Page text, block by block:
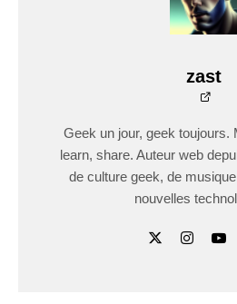
zast
Geek un jour, geek toujours.
learn, share. Auteur web
de culture geek, de
nouvelles